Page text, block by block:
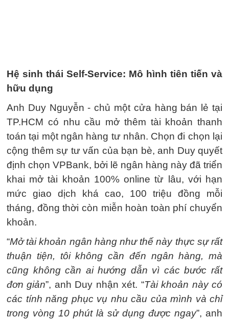
Hệ sinh thái Self-Service: Mô hình tiên tiến và
hữu dụng
Anh Duy Nguyễn - chủ một cửa hàng bán lẻ tại
TP.HCM có nhu cầu mở thêm tài khoản thanh
toán tại một ngân hàng tư nhân. Chọn đi chọn lại
cộng thêm sự tư vấn của bạn bè, anh Duy quyết
định chọn VPBank, bởi lẽ ngân hàng này đã triển
khai mở tài khoản 100% online từ lâu, với hạn
mức giao dịch khá cao, 100 triệu đồng mỗi
tháng, đồng thời còn miễn hoàn toàn phí chuyển
khoản.
“Mở tài khoản ngân hàng như thế này thực sự rất
thuận tiện, tôi không cần đến ngân hàng, mà
cũng không cần ai hướng dẫn vì các bước rất
đơn giản”, anh Duy nhận xét. “Tài khoản này có
các tính năng phục vụ nhu cầu của mình và chỉ
trong vòng 10 phút là sử dụng được ngay”, anh